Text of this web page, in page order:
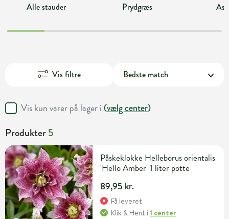
Alle stauder Prydgræs
Vis filtre
Vis kun varer på lager i (vælg center)
Produkter5
Påskeklokke Helleborus orientalis
'Hello Amber' 1 liter potte
89,95 kr.
Få leveret
Klik & Hent i1 center